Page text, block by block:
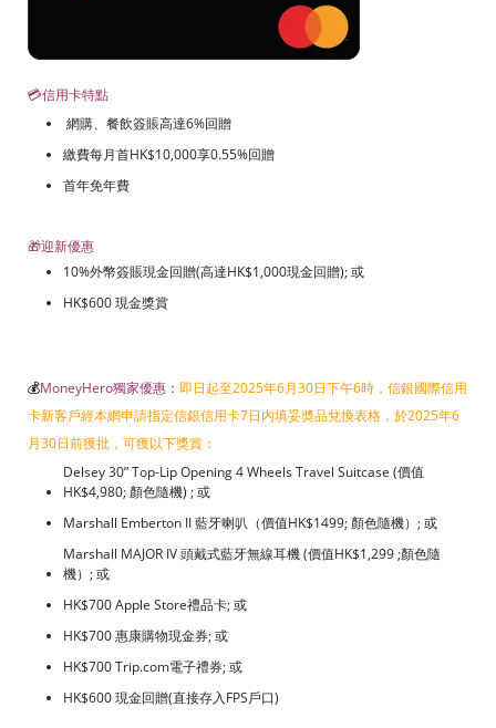
💳信用卡特點
網購、餐飲簽賬高達6%回贈
繳費每月首HK$10,000享0.55%回贈
首年免年費
🎁迎新優惠
10%外幣簽賬現金回贈(高達HK$1,000現金回贈); 或
HK$600 現金獎賞
💰MoneyHero獨家優惠： 即日起至2025年6月30日下午6時，信銀國際信用
卡新客戶經本網申請指定信銀信用卡7日内填妥奬品兌換表格，於2025年6
月30日前獲批，可獲以下獎賞：
Delsey 30” Top-Lip Opening 4 Wheels Travel Suitcase (價值
HK$4,980; 顏色隨機) ; 或
Marshall Emberton II 藍牙喇叭（價值HK$1499; 顏色隨機）; 或
Marshall MAJOR IV 頭戴式藍牙無線耳機 (價值HK$1,299 ;顏色隨
機）; 或
HK$700 Apple Store禮品卡; 或
HK$700 惠康購物現金券; 或
HK$700 Trip.com電子禮券; 或
HK$600 現金回贈(直接存入FPS戶口)